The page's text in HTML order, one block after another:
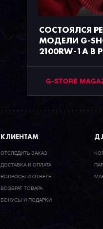
СОСТОЯЛСЯ
МОДЕЛИ G-
2100RW-1A В
G-STORE
КЛИЕНТАМ
ОТСЛЕДИТЬ ЗАКАЗ
ДОСТАВКА И ОПЛАТА
ВОПРОСЫ И ОТВЕТЫ
ВОЗВРАТ ТОВАРА
БОНУСЫ И ПОДАРКИ